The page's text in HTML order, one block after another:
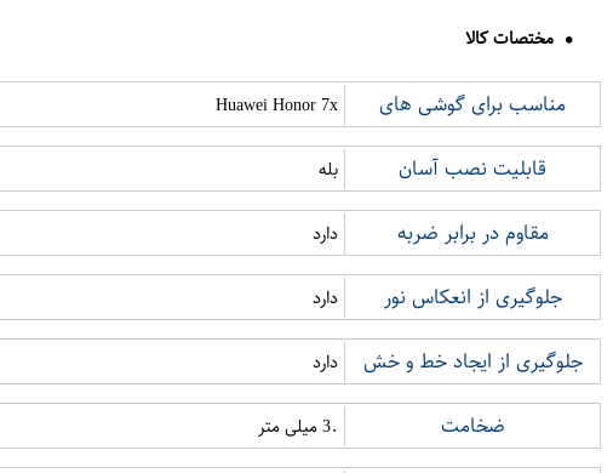
مختصات کالا
مناسب برای گوشی های Huawei Honor 7x
قابلیت نصب آسان بله
مقاوم در برابر ضربه دارد
جلوگیری از انعکاس نور دارد
جلوگیری از ایجاد خط و خش دارد
ضخامت .3 میلی متر